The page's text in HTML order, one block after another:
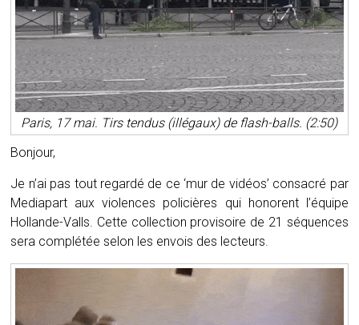
Paris, 17 mai. Tirs tendus (illégaux) de flash-balls. (2:50)
Bonjour,
Je n’ai pas tout regardé de ce ‘mur de vidéos’ consacré par
Mediapart aux violences policières qui honorent l’équipe
Hollande-Valls. Cette collection provisoire de 21 séquences
sera complétée selon les envois des lecteurs.